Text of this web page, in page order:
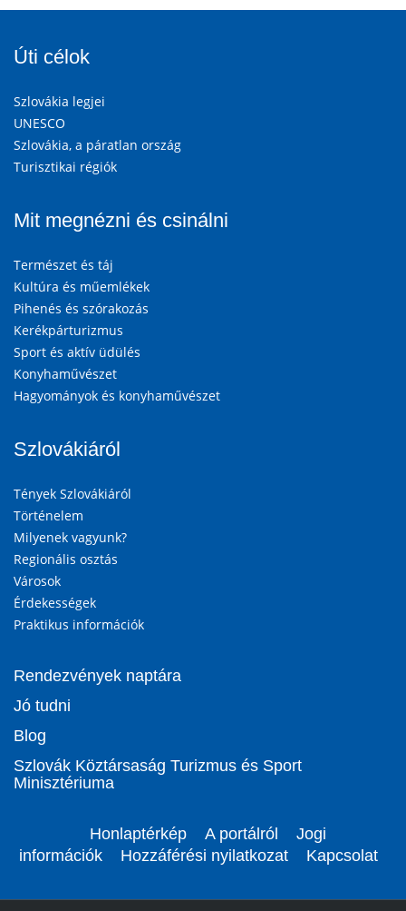
Úti célok
Szlovákia legjei
UNESCO
Szlovákia, a páratlan ország
Turisztikai régiók
Mit megnézni és csinálni
Természet és táj
Kultúra és műemlékek
Pihenés és szórakozás
Kerékpárturizmus
Sport és aktív üdülés
Konyhaművészet
Hagyományok és konyhaművészet
Szlovákiáról
Tények Szlovákiáról
Történelem
Milyenek vagyunk?
Regionális osztás
Városok
Érdekességek
Praktikus információk
Rendezvények naptára
Jó tudni
Blog
Szlovák Köztársaság Turizmus és Sport
Minisztériuma
Honlaptérkép A portálról
Jogi
információk
Hozzáférési nyilatkozat Kapcsolat